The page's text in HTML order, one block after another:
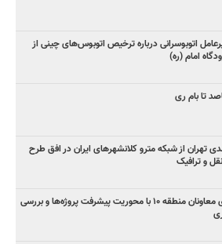
اتوبوسرانی درباره ترخیص اتوبوس‌های چینی از
امام (ره)
تا بام ری
درصدی تهران از شبکه مترو کلانشهرهای ایران در افق طرح
و ترافیک
برگزاری شورای معاونان منطقه ۱۰ با محوریت پیشرفت پروژه‌ها و بررسی